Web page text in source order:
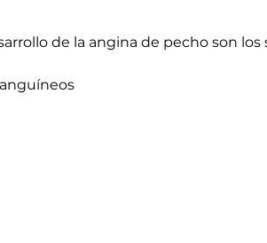
de la angina de pecho son los